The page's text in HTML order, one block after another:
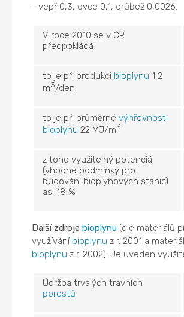
- vepř 0,3, ovce 0,1, drůbež 0,0026.
V roce 2010 se v ČR
předpokládá
to je při produkci bioplynu 1,2
m3/den
to je při průměrnévýhřevnosti
bioplynu 22 MJ/m3
z toho využitelný potenciál
(vhodné podmínky pro
budování bioplynových stanic)
asi 18 %
Další zdrojebioplynu (dle materiálů
využívání bioplynu z r. 2001 a
bioplynu z r. 2002). Je uveden
Údržba trvalých travních
porostů